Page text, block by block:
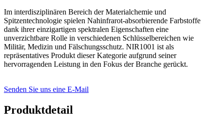
Im interdisziplinären Bereich der Materialchemie und
Spitzentechnologie spielen Nahinfrarot-absorbierende Farbstoffe
dank ihrer einzigartigen spektralen Eigenschaften eine
unverzichtbare Rolle in verschiedenen Schlüsselbereichen wie
Militär, Medizin und Fälschungsschutz. NIR1001 ist als
repräsentatives Produkt dieser Kategorie aufgrund seiner
hervorragenden Leistung in den Fokus der Branche gerückt.
Senden Sie uns eine E-Mail
Produktdetail